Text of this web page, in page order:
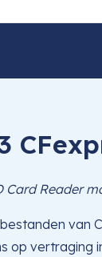
Card Reader
van
op vertraging